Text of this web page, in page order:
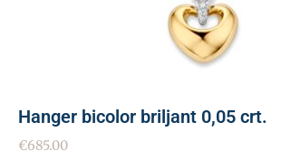
Hanger bicolor briljant 0,05 crt.
€685.00